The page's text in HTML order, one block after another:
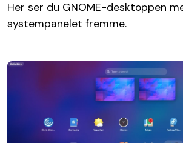
Her ser du GNOME-desktoppen
systempanelet fremme.